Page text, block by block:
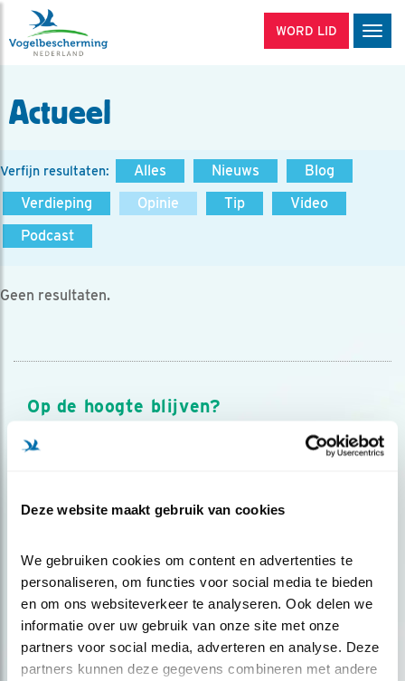
Deze website maakt gebruik van cookies
We gebruiken cookies om content en advertenties te
personaliseren, om functies voor social media te bieden
en om ons websiteverkeer te analyseren. Ook delen we
informatie over uw gebruik van onze site met onze
partners voor social media, adverteren en analyse. Deze
partners kunnen deze gegevens combineren met andere
WORD LID
Actueel
Verfijn resultaten: Alles Nieuws
Blog
Verdieping
Opinie Tip
Video
Podcast
Geen resultaten.
Op de hoogte blijven?
Meld je aan en ontvang nieuws, inspiratie, acties en tips
over vogels en activiteiten van Vogelbescherming.